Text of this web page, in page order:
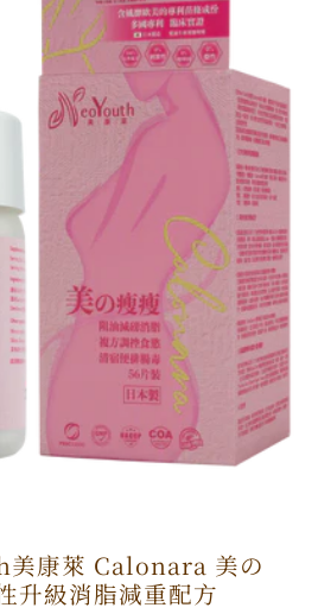
美康萊 Calonara 美の
升級消脂減重配方